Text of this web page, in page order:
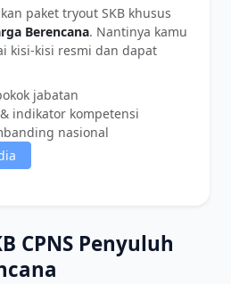
paket tryout SKB khusus
Berencana. Nantinya kamu
kisi-kisi resmi dan dapat
jabatan
indikator kompetensi
nasional
CPNS Penyuluh